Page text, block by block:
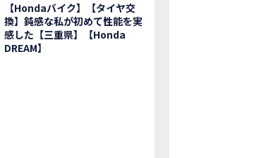
R】スーパースポーツバイクで三重県の新スポットを巡る女子
Dreamにてレンタルバイクキャンペーン実施中💫
イン】憧れの大型バイクで1泊2日マスツーリング｜三重県〜静
ング】穴場スポット満載！三重の美味しいもの・パワースポッ
】憧れのSSバイクで女子ツーリング|三重県 松阪スタート！
ット】ホンダモーターサイクリストスクールを体験してきまし
CL500納車「かなえさんバイク売れました！」連絡があり行っ
【Hondaバイク】【タイヤ交
換】鈍感な私が初めて性能を実
感した【三重県】【Honda
DREAM】